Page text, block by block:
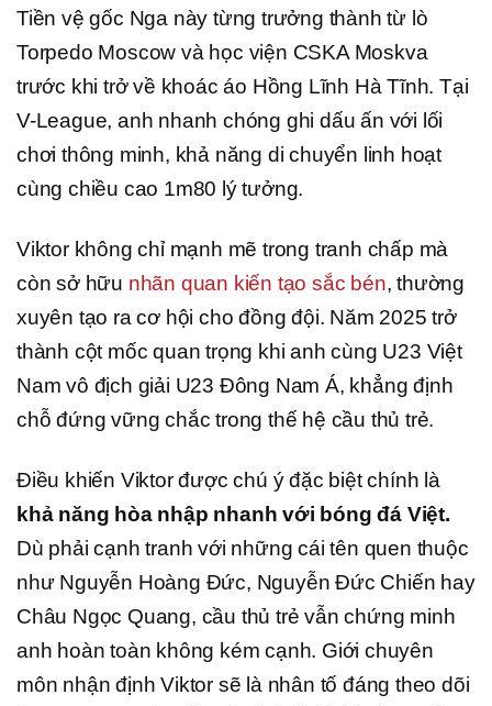
Tiền vệ gốc Nga này từng trưởng thành từ lò
Torpedo Moscow và học viện CSKA Moskva
trước khi trở về khoác áo Hồng Lĩnh Hà Tĩnh. Tại
V-League, anh nhanh chóng ghi dấu ấn với lối
chơi thông minh, khả năng di chuyển linh hoạt
cùng chiều cao 1m80 lý tưởng.
Viktor không chỉ mạnh mẽ trong tranh chấp mà
còn sở hữu nhãn quan kiến tạo sắc bén, thường
xuyên tạo ra cơ hội cho đồng đội. Năm 2025 trở
thành cột mốc quan trọng khi anh cùng U23 Việt
Nam vô địch giải U23 Đông Nam Á, khẳng định
chỗ đứng vững chắc trong thế hệ cầu thủ trẻ.
Điều khiến Viktor được chú ý đặc biệt chính là
khả năng hòa nhập nhanh với bóng đá Việt.
Dù phải cạnh tranh với những cái tên quen thuộc
như Nguyễn Hoàng Đức, Nguyễn Đức Chiến hay
Châu Ngọc Quang, cầu thủ trẻ vẫn chứng minh
anh hoàn toàn không kém cạnh. Giới chuyên
môn nhận định Viktor sẽ là nhân tố đáng theo dõi